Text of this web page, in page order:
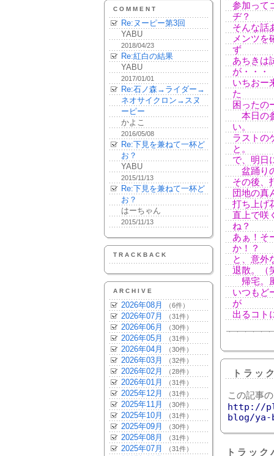
COMMENT
Re:ヌーピー第3回
YABU
2018/04/23
Re:紅白の結果
YABU
2017/01/01
Re:石ノ森→ライダー→
ネオサイクロン→スヌ
ーピー
かよこ
2016/05/08
Re:下見を兼ねて一杯ど
お？
YABU
2015/11/13
Re:下見を兼ねて一杯ど
お？
はーちゃん
2015/11/13
TRACKBACK
ARCHIVE
2026年08月 （6件）
2026年07月 （31件）
2026年06月 （30件）
2026年05月 （31件）
2026年04月 （30件）
2026年03月 （32件）
2026年02月 （28件）
2026年01月 （31件）
2025年12月 （31件）
2025年11月 （30件）
2025年10月 （31件）
2025年09月 （30件）
2025年08月 （31件）
2025年07月 （31件）
参加って
ヂ？
そんな話
メンツを
ず
あちきは
が・・・
いちおー
た
困ったの
本日の
い。
ラストの
と。
で、明日
盆踊り
その後、
団地の真
打ち上げ
直上で咲
ね？
あぁ！そ
か！？
と、意外
退散。（
帰宅。
いつもど
が
出るコト
トラッ
この記事
http://
blog/
トラッ